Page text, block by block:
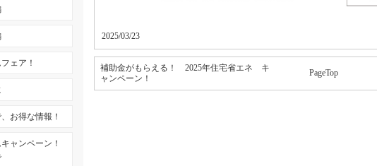
2025/03/23
補助金がもらえる！ 2025年住宅省エネ キ
ャンペーン！
PageTop
ェア！
お得な情報！
ャンペーン！